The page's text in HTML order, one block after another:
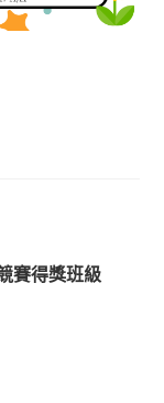
賽得獎班級